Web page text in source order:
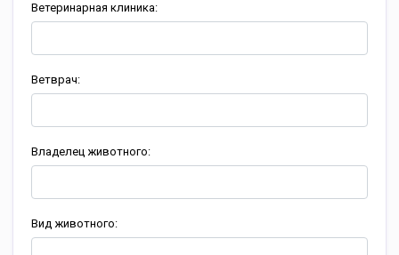
Ветеринарная клиника:
Ветврач:
Владелец животного:
Вид животного: